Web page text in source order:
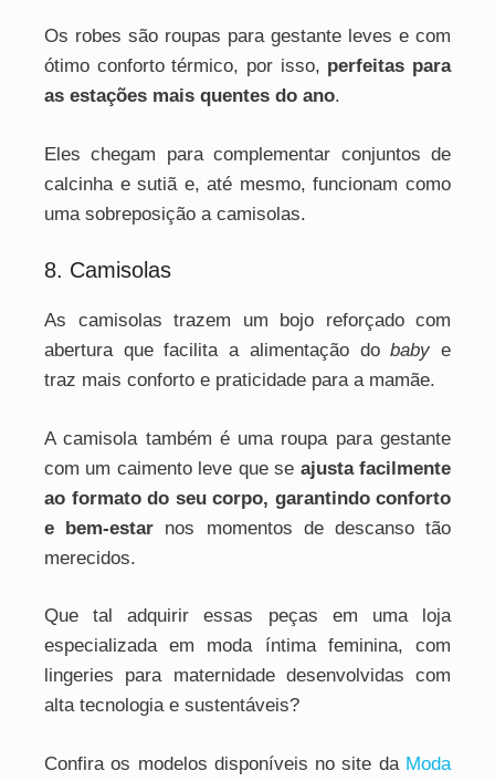
Os robes são roupas para gestante leves e com
ótimo conforto térmico, por isso, perfeitas para
as estações mais quentes do ano.
Eles chegam para complementar conjuntos de
calcinha e sutiã e, até mesmo, funcionam como
uma sobreposição a camisolas.
8. Camisolas
As camisolas trazem um bojo reforçado com
abertura que facilita a alimentação dobaby e
traz mais conforto e praticidade para a mamãe.
A camisola também é uma roupa para gestante
com um caimento leve que se ajusta facilmente
ao formato do seu corpo, garantindo conforto
e bem-estar nos momentos de descanso tão
merecidos.
Que tal adquirir essas peças em uma loja
especializada em moda íntima feminina, com
lingeries para maternidade desenvolvidas com
alta tecnologia e sustentáveis?
Confira os modelos disponíveis no site da Moda